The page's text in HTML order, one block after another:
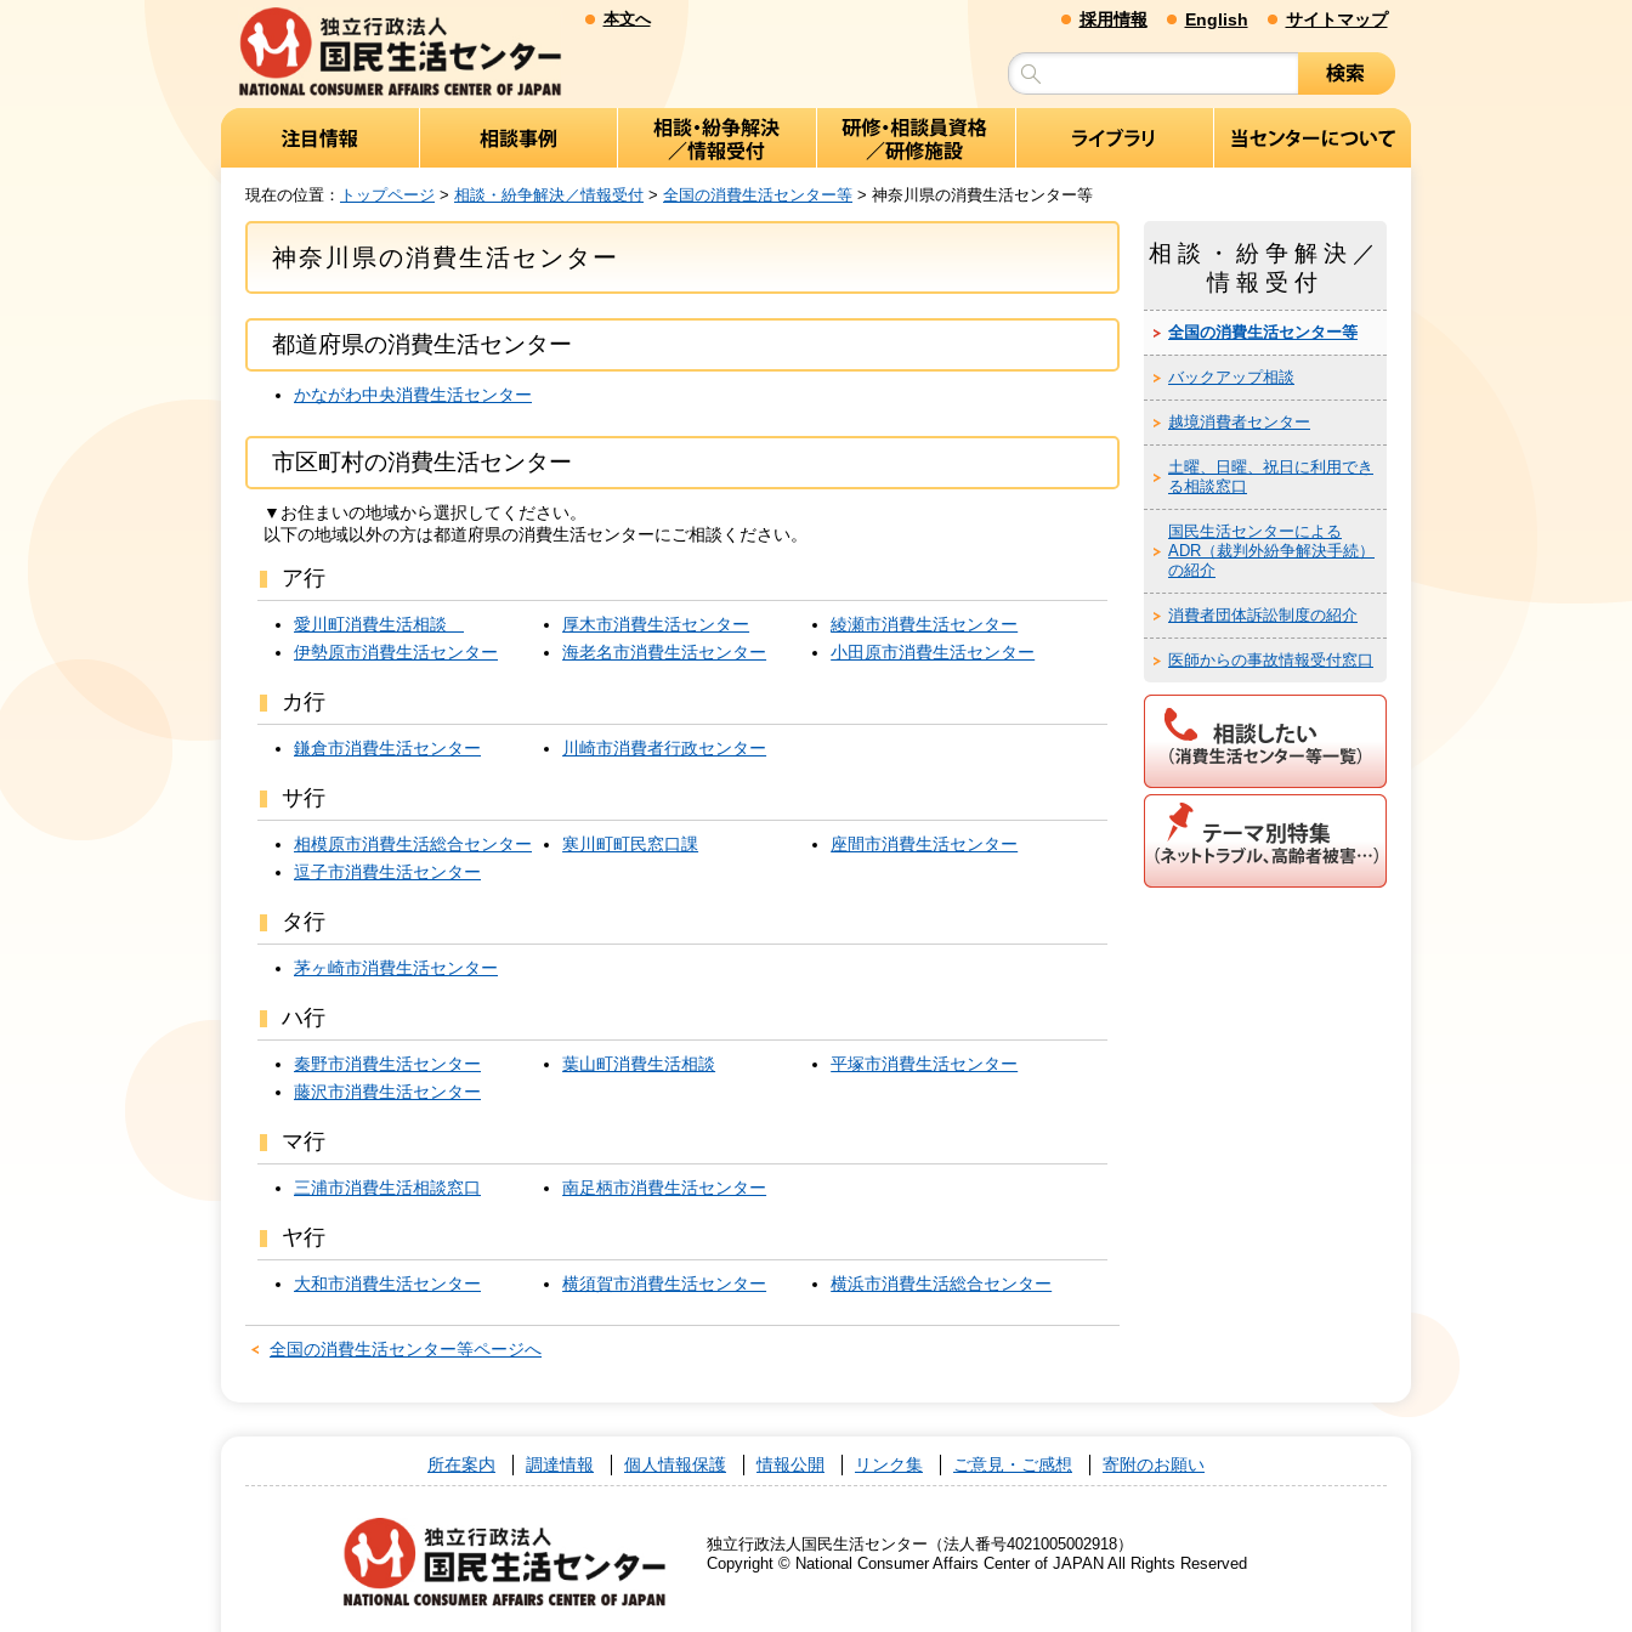
本文へ 採用情報 English サイトマップ
現在の位置： トップページ > 相談・紛争解決／情報受付 > 全国の消費生活センター等 > 神奈川県の消費生活センター等
神奈川県の消費生活センター
都道府県の消費生活センター
かながわ中央消費生活センター
市区町村の消費生活センター
▼お住まいの地域から選択してください。
以下の地域以外の方は都道府県の消費生活センターにご相談ください。
ア行
愛川町消費生活相談 厚木市消費生活センター
綾瀬市消費生活センター
伊勢原市消費生活センター
海老名市消費生活センター 小田原市消費生活センター
カ行
鎌倉市消費生活センター 川崎市消費者行政センター
サ行
相模原市消費生活総合センター 寒川町町民窓口課
座間市消費生活センター
逗子市消費生活センター
タ行
茅ヶ崎市消費生活センター
ハ行
秦野市消費生活センター 葉山町消費生活相談
平塚市消費生活センター
藤沢市消費生活センター
マ行
三浦市消費生活相談窓口 南足柄市消費生活センター
ヤ行
大和市消費生活センター 横須賀市消費生活センター 横浜市消費生活総合センター
全国の消費生活センター等ページへ
相談・紛争解決／
情報受付
全国の消費生活センター等
バックアップ相談
越境消費者センター
土曜、日曜、祝日に利用でき
る相談窓口
国民生活センターによる
ADR（裁判外紛争解決手続）
の紹介
消費者団体訴訟制度の紹介
医師からの事故情報受付窓口
所在案内 調達情報 個人情報保護 情報公開 リンク集 ご意見・ご感想 寄附のお願い
独立行政法人国民生活センター（法人番号4021005002918）
Copyright © National Consumer Affairs Center of JAPAN All Rights Reserved